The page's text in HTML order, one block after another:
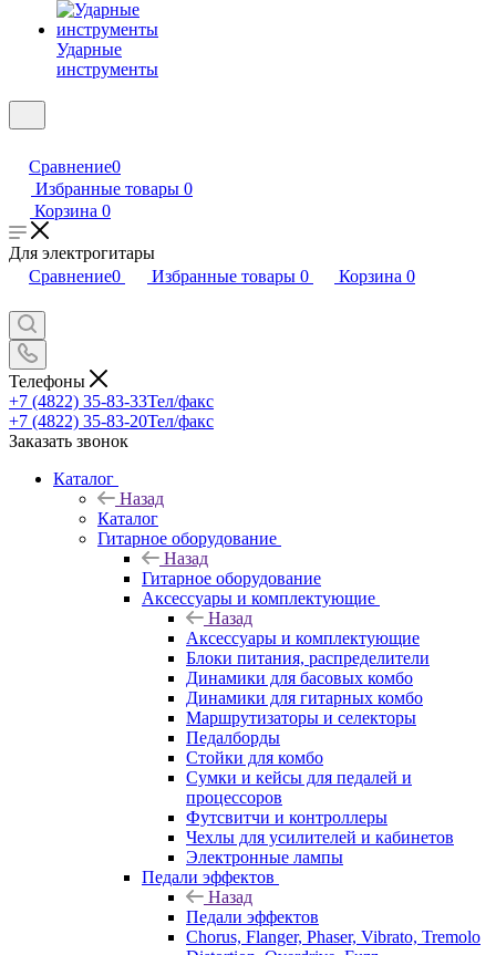
Ударные
инструменты
Сравнение0
Избранные товары 0
Корзина 0
Для электрогитары
Сравнение0 Избранные товары 0 Корзина 0
Телефоны
+7 (4822) 35-83-33Тел/факс
+7 (4822) 35-83-20Тел/факс
Заказать звонок
Каталог
Назад
Каталог
Гитарное оборудование
Назад
Гитарное оборудование
Аксессуары и комплектующие
Назад
Аксессуары и комплектующие
Блоки питания, распределители
Динамики для басовых комбо
Динамики для гитарных комбо
Маршрутизаторы и селекторы
Педалборды
Стойки для комбо
Сумки и кейсы для педалей и
процессоров
Футсвитчи и контроллеры
Чехлы для усилителей и кабинетов
Электронные лампы
Педали эффектов
Назад
Педали эффектов
Chorus, Flanger, Phaser, Vibrato, Tremolo